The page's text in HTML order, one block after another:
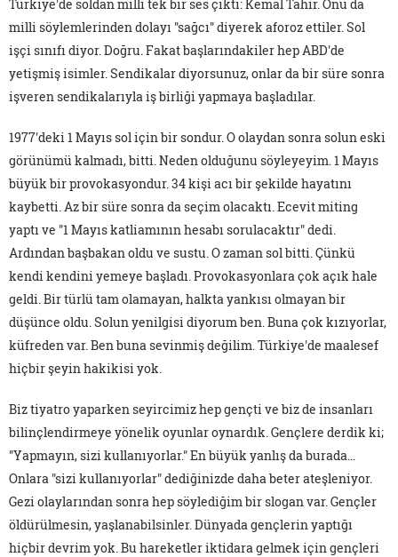
Türkiye'de soldan milli tek bir ses çıktı: Kemal Tahir. Onu da
milli söylemlerinden dolayı "sağcı" diyerek aforoz ettiler. Sol
işçi sınıfı diyor. Doğru. Fakat başlarındakiler hep ABD'de
yetişmiş isimler. Sendikalar diyorsunuz, onlar da bir süre sonra
işveren sendikalarıyla iş birliği yapmaya başladılar.
1977'deki 1 Mayıs sol için bir sondur. O olaydan sonra solun eski
görünümü kalmadı, bitti. Neden olduğunu söyleyeyim. 1 Mayıs
büyük bir provokasyondur. 34 kişi acı bir şekilde hayatını
kaybetti. Az bir süre sonra da seçim olacaktı. Ecevit miting
yaptı ve "1 Mayıs katliamının hesabı sorulacaktır" dedi.
Ardından başbakan oldu ve sustu. O zaman sol bitti. Çünkü
kendi kendini yemeye başladı. Provokasyonlara çok açık hale
geldi. Bir türlü tam olamayan, halkta yankısı olmayan bir
düşünce oldu. Solun yenilgisi diyorum ben. Buna çok kızıyorlar,
küfreden var. Ben buna sevinmiş değilim. Türkiye'de maalesef
hiçbir şeyin hakikisi yok.
Biz tiyatro yaparken seyircimiz hep gençti ve biz de insanları
bilinçlendirmeye yönelik oyunlar oynardık. Gençlere derdik ki;
"Yapmayın, sizi kullanıyorlar." En büyük yanlış da burada...
Onlara "sizi kullanıyorlar" dediğinizde daha beter ateşleniyor.
Gezi olaylarından sonra hep söylediğim bir slogan var. Gençler
öldürülmesin, yaşlanabilsinler. Dünyada gençlerin yaptığı
hiçbir devrim yok. Bu hareketler iktidara gelmek için gençleri